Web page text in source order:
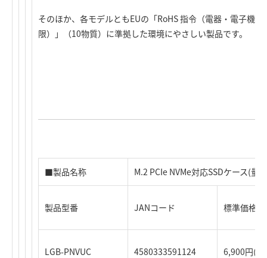
そのほか、各モデルともEUの「RoHS 指令（電器・電子機
限）」（10物質）に準拠した環境にやさしい製品です。
■製品名称 M.2 PCIe NVMe対応SSDケース(量
製品型番 JANコード 標準価格
LGB-PNVUC 4580333591124 6,900円(税